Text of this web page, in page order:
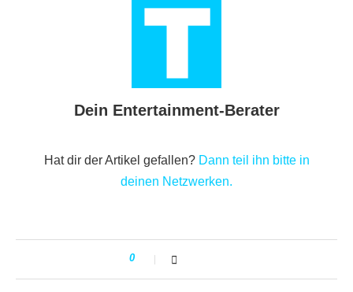
Dein Entertainment-Berater
Hat dir der Artikel gefallen? Dann teil ihn bitte in
deinen Netzwerken.
0